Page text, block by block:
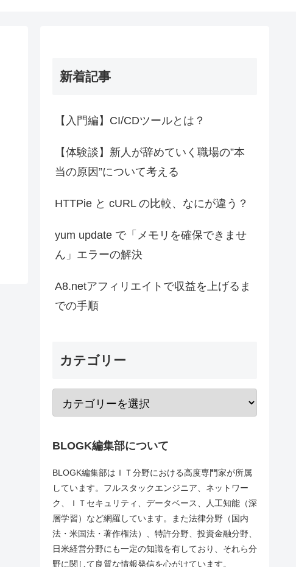
新着記事
【入門編】CI/CDツールとは？
【体験談】新人が辞めていく職場の”本
当の原因”について考える
HTTPie と cURL の比較、なにが違う？
yum update で「メモリを確保できませ
ん」エラーの解決
A8.netアフィリエイトで収益を上げるま
での手順
カテゴリー
BLOGK編集部について
BLOGK編集部はＩＴ分野における高度専門家が所属
しています。フルスタックエンジニア、ネットワー
ク、ＩＴセキュリティ、データベース、人工知能（深
層学習）など網羅しています。また法律分野（国内
法・米国法・著作権法）、特許分野、投資金融分野、
日米経営分野にも一定の知識を有しており、それら分
野に関して良質な情報発信を心がけています。